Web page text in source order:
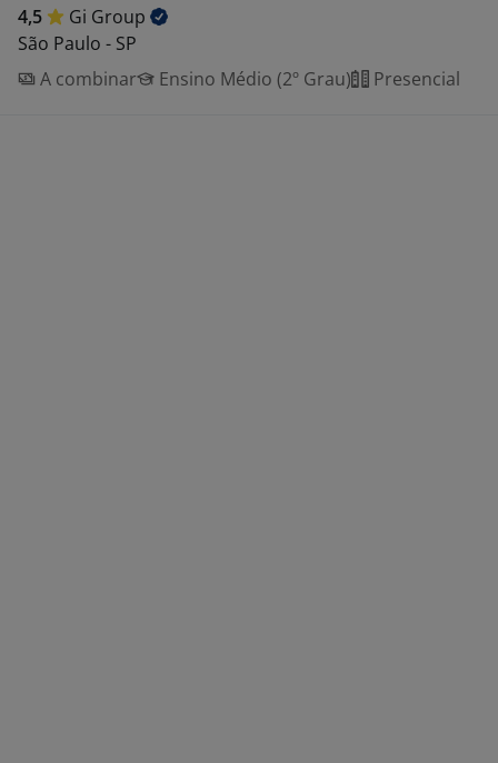
4,5 Gi Group
São Paulo - SP
A combinar
Ensino Médio (2º Grau) Presencial